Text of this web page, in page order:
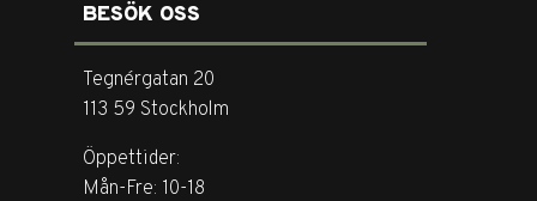
BESÖK OSS
Tegnérgatan 20
113 59 Stockholm
Öppettider:
Mån-Fre: 10-18